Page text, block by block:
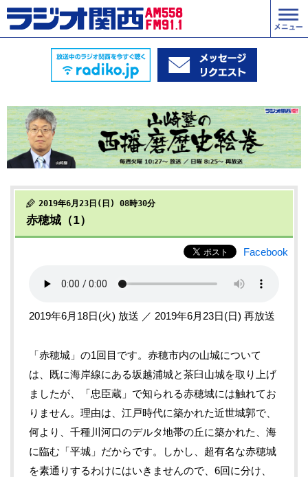
2019年6月23日(日) 08時30分
赤穂城（1）
Facebook
2019年6月18日(火) 放送 ／ 2019年6月23日(日) 再放送
「赤穂城」の1回目です。赤穂市内の山城について
は、既に海岸線にある坂越浦城と茶臼山城を取り上げ
ましたが、「忠臣蔵」で知られる赤穂城には触れてお
りません。理由は、江戸時代に築かれた近世城郭で、
何より、千種川河口のデルタ地帯の丘に築かれた、海
に臨む「平城」だからです。しかし、超有名な赤穂城
を素通りするわけにはいきませんので、6回に分け、